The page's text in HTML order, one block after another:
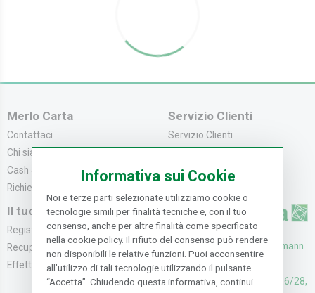
Merlo Carta
Contattaci
Chi siamo
Cash & Carry
Richiedi catalogo
Servizio Clienti
Servizio Clienti
Modalità di Spediz...
Il tuo Account
Registrati
Recupera la Passwo...
Effettua un Reso
UFFICI: V. Senna 44/46, Osmann
oro Sesto F.no (FI)
CASH & CARRY: V. Senna 26/28,
Informativa sui Cookie
Noi e terze parti selezionate utilizziamo cookie o
tecnologie simili per finalità tecniche e, con il tuo
consenso, anche per altre finalità come specificato
nella cookie policy. Il rifiuto del consenso può rendere
non disponibili le relative funzioni. Puoi acconsentire
all’utilizzo di tali tecnologie utilizzando il pulsante
“Accetta”. Chiudendo questa informativa, continui